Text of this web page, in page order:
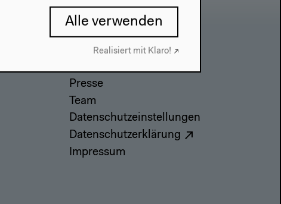
Kontakt
Presse
Team
Datenschutzeinstellungen
Datenschutzerklärung
Impressum
Alle verwenden
Realisiert mit Klaro!